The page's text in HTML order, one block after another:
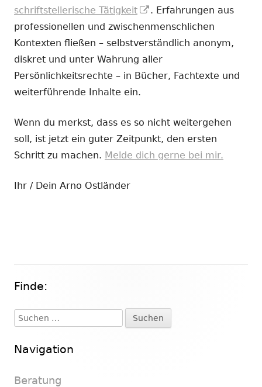
schriftstellerische Tätigkeit
In
neuem
Fenster
öffnen
. Erfahrungen aus
professionellen und zwischenmenschlichen
Kontexten fließen – selbstverständlich anonym,
diskret und unter Wahrung aller
Persönlichkeitsrechte – in Bücher, Fachtexte und
weiterführende Inhalte ein.
Wenn du merkst, dass es so nicht weitergehen
soll, ist jetzt ein guter Zeitpunkt, den ersten
Schritt zu machen. Melde dich gerne bei mir.
Ihr / Dein Arno Ostländer
Haupt-
Seitenleiste
Finde:
Suchen
nach:
Navigation
Beratung